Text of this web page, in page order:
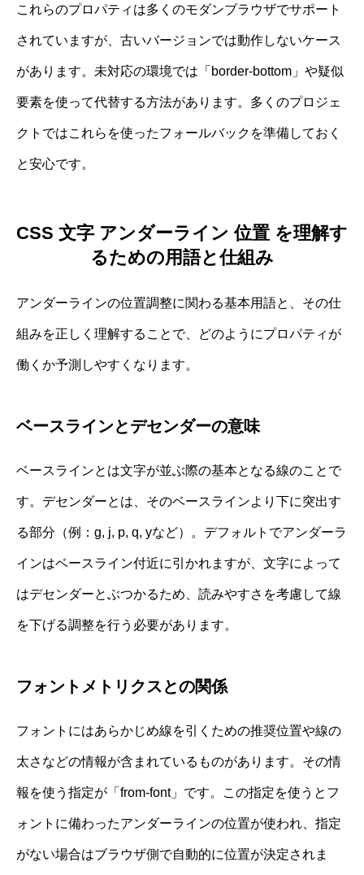
これらのプロパティは多くのモダンブラウザでサポート
されていますが、古いバージョンでは動作しないケース
があります。未対応の環境では「border-bottom」や疑似
要素を使って代替する方法があります。多くのプロジェ
クトではこれらを使ったフォールバックを準備しておく
と安心です。
CSS 文字 アンダーライン 位置 を理解す
るための用語と仕組み
アンダーラインの位置調整に関わる基本用語と、その仕
組みを正しく理解することで、どのようにプロパティが
働くか予測しやすくなります。
ベースラインとデセンダーの意味
ベースラインとは文字が並ぶ際の基本となる線のことで
す。デセンダーとは、そのベースラインより下に突出す
る部分（例：g, j, p, q, yなど）。デフォルトでアンダーラ
インはベースライン付近に引かれますが、文字によって
はデセンダーとぶつかるため、読みやすさを考慮して線
を下げる調整を行う必要があります。
フォントメトリクスとの関係
フォントにはあらかじめ線を引くための推奨位置や線の
太さなどの情報が含まれているものがあります。その情
報を使う指定が「from-font」です。この指定を使うとフ
ォントに備わったアンダーラインの位置が使われ、指定
がない場合はブラウザ側で自動的に位置が決定されま